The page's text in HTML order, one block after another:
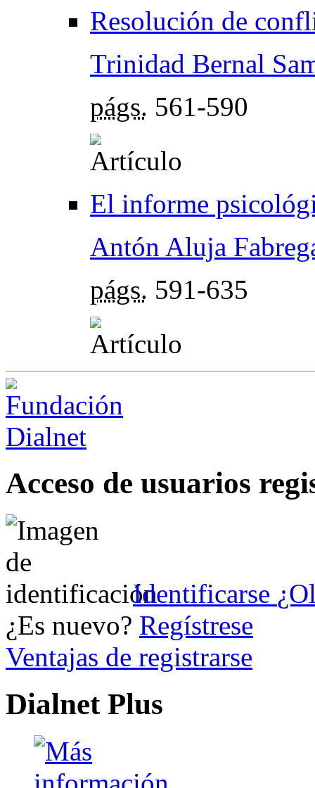
Resolución de
Trinidad Bernal
págs. 561-590
El informe
Antón Aluja
págs. 591-635
Acceso de usuarios
Identificarse
¿Es nuevo? Regístrese
Ventajas de registrarse
Dialnet Plus